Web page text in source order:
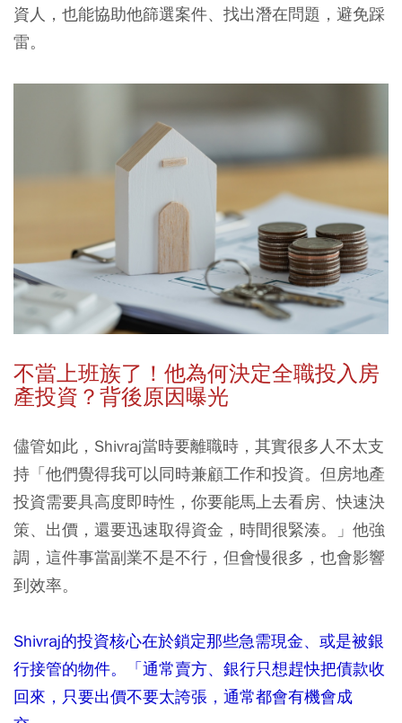
資人，也能協助他篩選案件、找出潛在問題，避免踩
雷。
不當上班族了！他為何決定全職投入房
產投資？背後原因曝光
儘管如此，Shivraj當時要離職時，其實很多人不太支
持「他們覺得我可以同時兼顧工作和投資。但房地產
投資需要具高度即時性，你要能馬上去看房、快速決
策、出價，還要迅速取得資金，時間很緊湊。」他強
調，這件事當副業不是不行，但會慢很多，也會影響
到效率。
Shivraj的投資核心在於鎖定那些急需現金、或是被銀
行接管的物件。「通常賣方、銀行只想趕快把債款收
回來，只要出價不要太誇張，通常都會有機會成